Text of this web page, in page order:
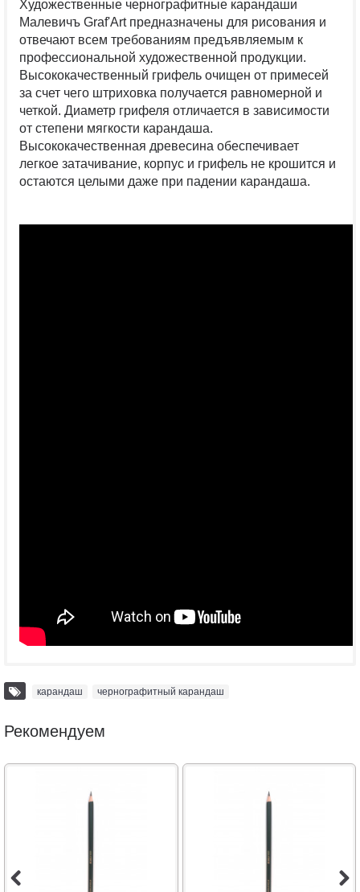
Художественные чернографитные карандаши
Малевичъ Graf'Art предназначены для рисования и
отвечают всем требованиям предъявляемым к
профессиональной художественной продукции.
Высококачественный грифель очищен от примесей
за счет чего штриховка получается равномерной и
четкой. Диаметр грифеля отличается в зависимости
от степени мягкости карандаша.
Высококачественная древесина обеспечивает
легкое затачивание, корпус и грифель не крошится и
остаются целыми даже при падении карандаша.
карандаш чернографитный карандаш
Рекомендуем